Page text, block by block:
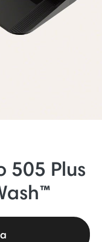
505 Plus